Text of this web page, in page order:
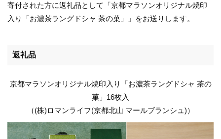
寄付された方に返礼品として「京都マラソンオリジナル焼印
入り「お濃茶ラングドシャ 茶の菓」」をお送りします。
返礼品
京都マラソンオリジナル焼印入り「お濃茶ラングドシャ 茶の
菓」16枚入
（(株)ロマンライフ(京都北山 マールブランシュ)）